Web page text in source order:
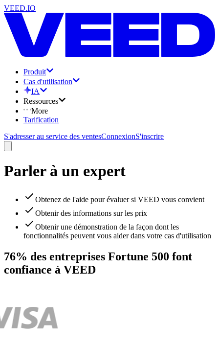
VEED.IO
Produit
Cas d'utilisation
IA
Ressources
More
Tarification
S'adresser au service des ventesConnexionS'inscrire
Parler à un expert
Obtenez de l'aide pour évaluer si VEED vous convient
Obtenir des informations sur les prix
Obtenir une démonstration de la façon dont les
fonctionnalités peuvent vous aider dans votre cas d'utilisation
76% des entreprises Fortune 500 font
confiance à VEED